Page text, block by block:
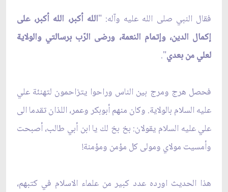
فقال النبي صلى الله عليه وآله: "الله أكبر، الله أكبر، على
إكمال الدين، وإتمام النعمة، ورضى الرّب برسالتي والولاية
لعلي من بعدي".
فحصل هرج ومرج بين الناس وراحوا يتزاحمون لتهنئة علي
عليه السلام بالولاية. وكان منهم أبوبكر وعمر، اللذان تقدما الى
علي عليه السلام يقولان: بخ بخ لك يا ابن أبي طالب، أصبحت
وأمسيت مولاي ومولى كل مؤمن ومؤمنة!
هذا الحديث اورده عدد كبير من علماء الاسلام في كتبهم،